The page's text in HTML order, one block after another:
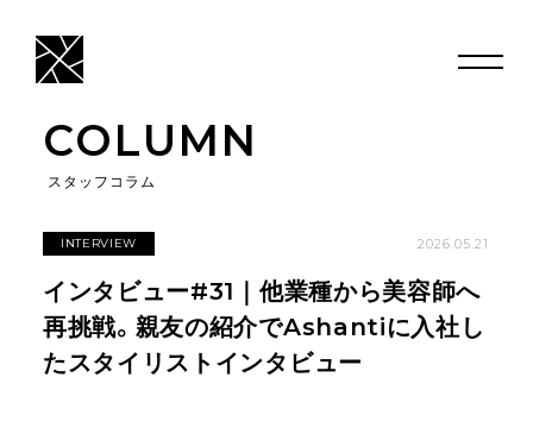
COLUMN
スタッフコラム
INTERVIEW 2026.05.21
インタビュー#31｜他業種から美容師へ
再挑戦。親友の紹介でAshantiに入社し
たスタイリストインタビュー